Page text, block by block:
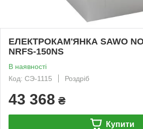
ЕЛЕКТРОКАМ'ЯНКА SAWO
NRFS-150NS
В наявності
Код: СЭ-1115
Роздріб
43 368 ₴
Купити